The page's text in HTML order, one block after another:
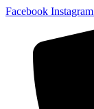
Facebook Instagram